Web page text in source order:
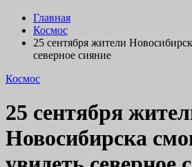
Главная
Космос
25 сентября жители
северное сияние
Космос
25 сентября
Новосибирска